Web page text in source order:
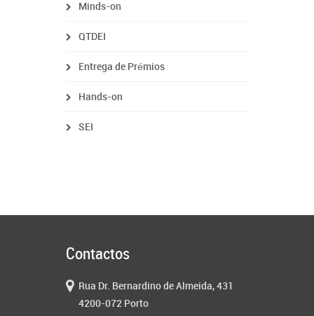
Minds-on
QTDEI
Entrega de Prémios
Hands-on
SEI
Contactos
Rua Dr. Bernardino de Almeida, 431
4200-072 Porto